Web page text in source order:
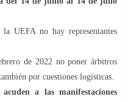
UEFA no hay representantes
de 2022 no poner árbitros
por cuestiones logísticas.
a las manifestaciones